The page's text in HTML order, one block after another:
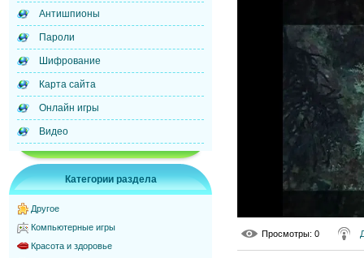
Антишпионы
Пароли
Шифрование
Карта сайта
Онлайн игры
Видео
Категории раздела
Другое
Компьютерные игры
Красота и здоровье
Просмотры: 0